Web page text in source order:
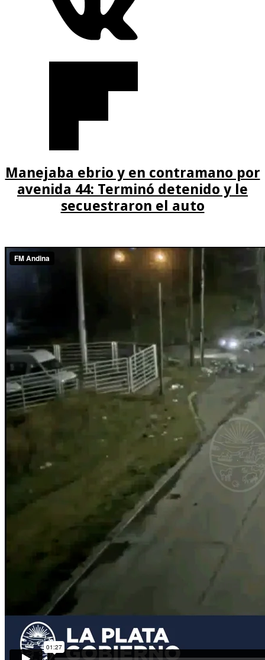
Manejaba ebrio y en contramano por
avenida 44: Terminó detenido y le
secuestraron el auto